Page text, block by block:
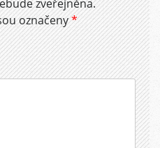
zveřejněna.
označeny*